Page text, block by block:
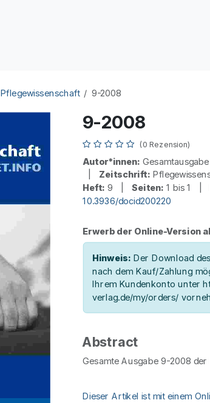
Pflegewissenschaft 9-2008
9-2008
(0 Rezension)
Autor*innen:
Zeitschrift:
Heft: 9 |Seiten: 1 bis 1 |
10.3936/docid200220
Erwerb der Online-Version
Hinweis: Der Download
nach dem Kauf/Zahlung
Ihrem Kundenkonto unter
verlag.de/my/orders/
Abstract
Gesamte Ausgabe 9-2008
Dieser Artikel ist mit einem